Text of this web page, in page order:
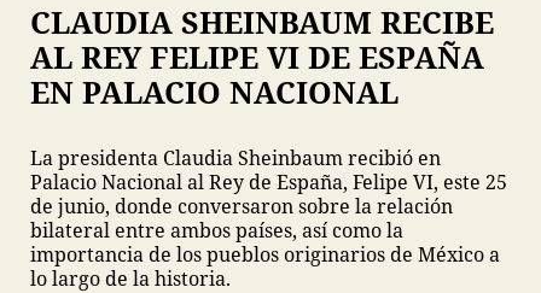
CLAUDIA SHEINBAUM RECIBE
AL REY FELIPE VI DE ESPAÑA
EN PALACIO NACIONAL
La presidenta Claudia Sheinbaum recibió en
Palacio Nacional al Rey de España, Felipe VI, este 25
de junio, donde conversaron sobre la relación
bilateral entre ambos países, así como la
importancia de los pueblos originarios de México a
lo largo de la historia.